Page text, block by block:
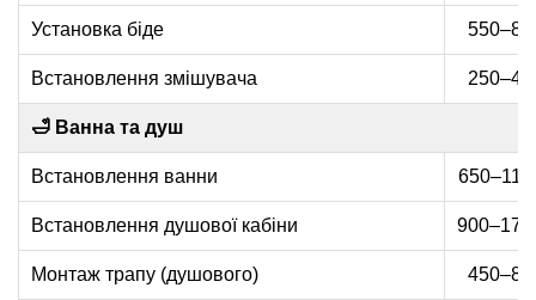
Установка біде
Встановлення змішувача
🛁 Ванна та душ
Встановлення ванни
Встановлення душової кабіни
Монтаж трапу (душового)